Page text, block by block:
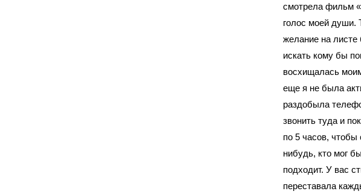
смотрела фильм
голос моей души.
желание на листе
искать кому бы
восхищалась
еще я не была
раздобыла
звонить туда и
по 5 часов, чтобы
нибудь, кто мог
подходит. У вас
переставала